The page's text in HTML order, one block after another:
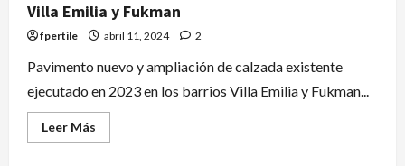
Villa Emilia y Fukman
fpertile abril 11, 2024 2
Pavimento nuevo y ampliación de calzada existente
ejecutado en 2023 en los barrios Villa Emilia y Fukman...
Leer Más